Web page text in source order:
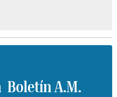
Boletín A.M.